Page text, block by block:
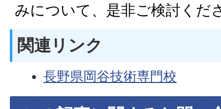
みについて、是非ご検討くだ
関連リンク
長野県岡谷技術専門校